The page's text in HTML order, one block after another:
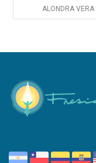
ALONDRA VERA